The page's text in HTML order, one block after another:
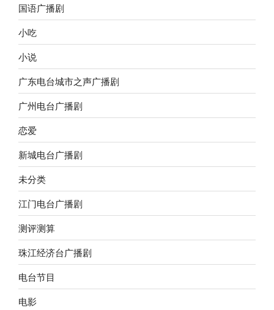
国语广播剧
小吃
小说
广东电台城市之声广播剧
广州电台广播剧
恋爱
新城电台广播剧
未分类
江门电台广播剧
测评测算
珠江经济台广播剧
电台节目
电影